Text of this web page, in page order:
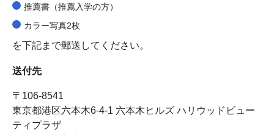
推薦書（推薦入学の方）
カラー写真2枚
を下記まで郵送してください。
送付先
〒106-8541
東京都港区六本木6-4-1 六本木ヒルズ ハリウッドビュー
ティプラザ